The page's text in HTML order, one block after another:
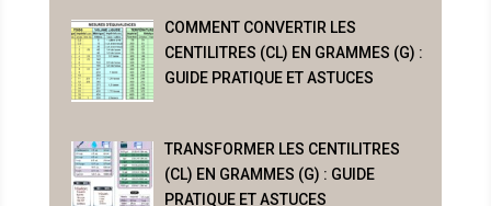
COMMENT CONVERTIR LES
CENTILITRES (CL) EN GRAMMES (G) :
GUIDE PRATIQUE ET ASTUCES
TRANSFORMER LES CENTILITRES
(CL) EN GRAMMES (G) : GUIDE
PRATIQUE ET ASTUCES